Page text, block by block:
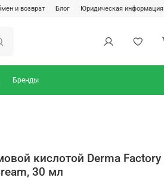
и возврат Блог Юридическая информация
Бренды
кислотой Derma Factory
30 мл